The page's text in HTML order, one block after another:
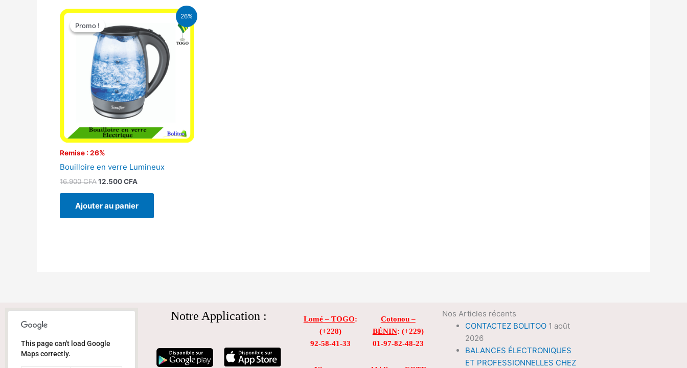
26%
Promo !
Remise : 26%
Promo !
Bouilloire en verre Lumineux
16.900CFA
Le
initial
était :
16.900 CFA.
12.500CFA
Le
actuel
est :
12.500 CFA.
Ajouter au panier
This page can't load Google
Maps correctly.
Notre Application : Lomé – TOGO:
(+228)
92-58-41-33
Cotonou –
BÉNIN: (+229)
01-97-82-48-23
Nos Articles récents
CONTACTEZ BOLITOO 1 août
2026
BALANCES ÉLECTRONIQUES
ET PROFESSIONNELLES CHEZ